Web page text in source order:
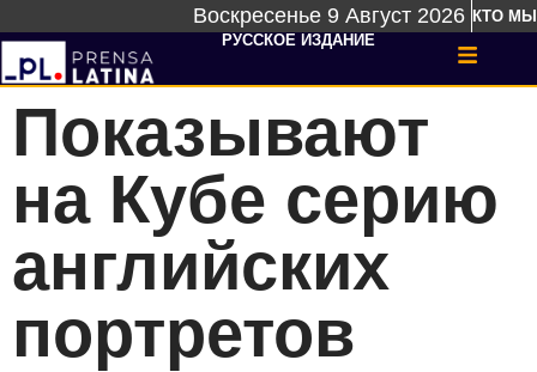
Воскресенье 9 Август 2026 КТО МЫ
РУССКОЕ ИЗДАНИЕ
Показывают
на Кубе серию
английских
портретов